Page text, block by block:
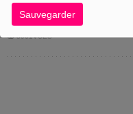
Sauvegarder
8061VUES